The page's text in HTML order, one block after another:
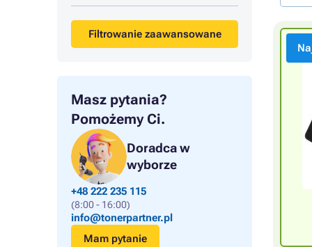
Filtrowanie zaawansowane
Masz pytania?
Pomożemy Ci.
Doradca w
wyborze
+48 222 235 115
(8:00 - 16:00)
info@tonerpartner.pl
Mam pytanie